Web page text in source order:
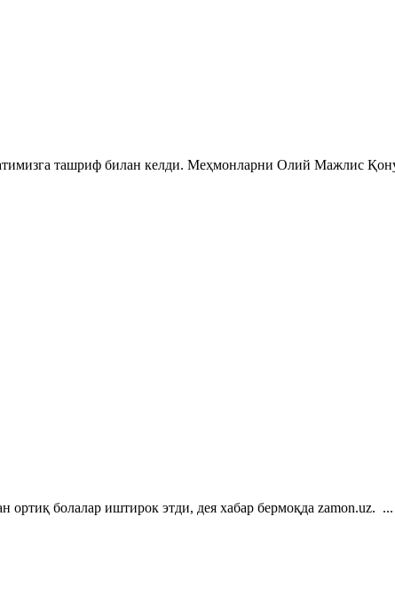
ташриф билан келди. Меҳмонларни Олий Мажлис
ортиқ болалар иштирок этди, дея хабар бермоқда zamon.uz. ...